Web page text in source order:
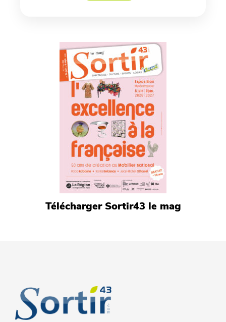
Télécharger Sortir43 le mag